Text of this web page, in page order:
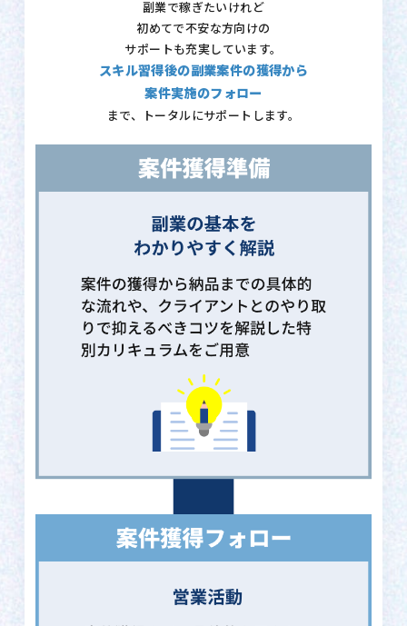
副業で稼ぎたいけれど
初めてで不安な方向けの
サポートも充実しています。
スキル習得後の副業案件の獲得から
案件実施のフォロー
まで、トータルにサポートします。